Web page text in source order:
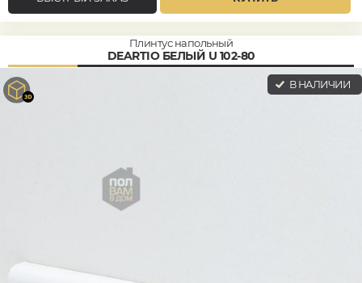
Плинтус напольный
DEARTIO БЕЛЫЙ U 102-80
В НАЛИЧИИ